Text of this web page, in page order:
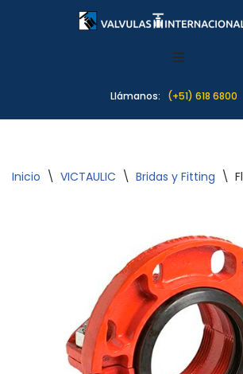
Llámanos: (+51) 618 6800
Inicio \ VICTAULIC \ Bridas y Fitting \